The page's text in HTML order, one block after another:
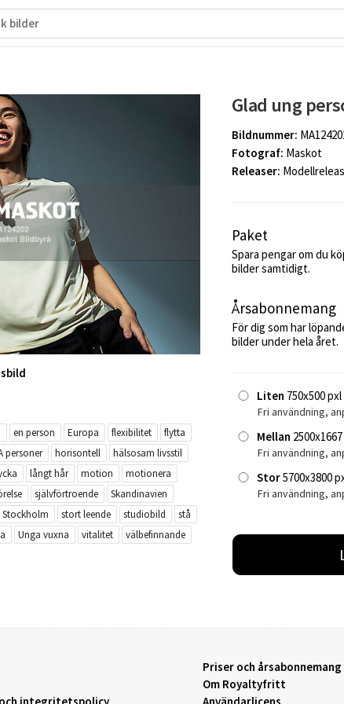
en person Europa flexibilitet
flytta
personer horisontell
hälsosam livsstil
långt hår motion
motionera
självförtroende
Skandinavien
Stockholm stort leende studiobild
stå
Unga vuxna vitalitet
välbefinnande
Glad ung
Bildnummer:
Fotograf: Maskot
Releaser:
Paket
Spara pengar om du
bilder samtidigt.
Årsabonnemang
För dig som har
bilder under hela året.
Liten 750x500 pxl
Fri användning,
Mellan
Fri användning,
Stor5700x3800
Fri användning,
Priser och årsabonnemang
Om Royaltyfritt